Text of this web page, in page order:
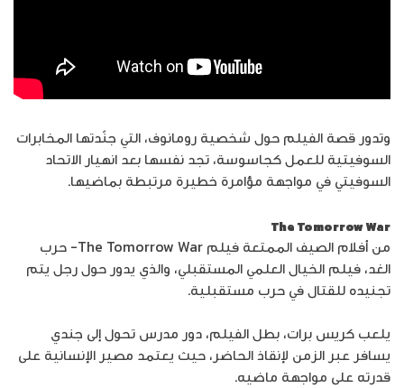
وتدور قصة الفيلم حول شخصية رومانوف، التي جنّدتها المخابرات
السوفيتية للعمل كجاسوسة، تجد نفسها بعد انهيار الاتحاد
السوفيتي في مواجهة مؤامرة خطيرة مرتبطة بماضيها.
The Tomorrow War
من أفلام الصيف الممتعة فيلم The Tomorrow War- حرب
الغد، فيلم الخيال العلمي المستقبلي، والذي يدور حول رجل يتم
تجنيده للقتال في حرب مستقبلية.
يلعب كريس برات، بطل الفيلم، دور مدرس تحول إلى جندي
يسافر عبر الزمن لإنقاذ الحاضر، حيث يعتمد مصير الإنسانية على
قدرته على مواجهة ماضيه.